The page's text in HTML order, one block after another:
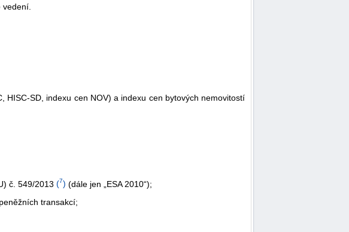
SD, indexu cen NOV) a indexu cen bytových nemovitostí
č. 549/2013 (7) (dále jen „ESA 2010“);
transakcí;